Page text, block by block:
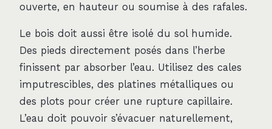
ouverte, en hauteur ou soumise à des rafales.
Le bois doit aussi être isolé du sol humide.
Des pieds directement posés dans l’herbe
finissent par absorber l’eau. Utilisez des cales
imputrescibles, des platines métalliques ou
des plots pour créer une rupture capillaire.
L’eau doit pouvoir s’évacuer naturellement,